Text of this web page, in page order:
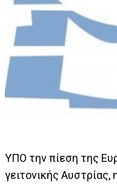
ΥΠΟ την πίεση της
γειτονικής